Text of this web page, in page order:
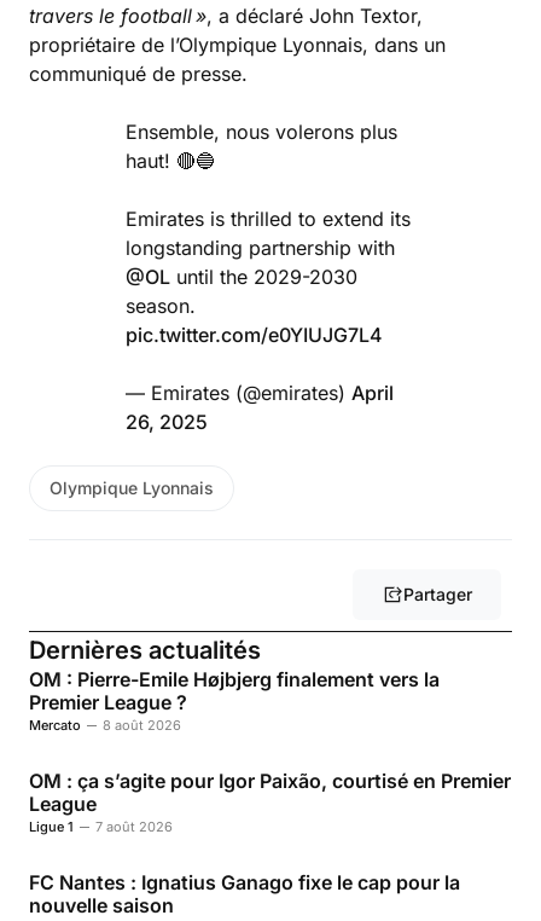
travers le football », a déclaré John Textor,
propriétaire de l’Olympique Lyonnais, dans un
communiqué de presse.
Ensemble, nous volerons plus
haut! 🔴🔵
Emirates is thrilled to extend its
longstanding partnership with
@OL until the 2029-2030
season.
pic.twitter.com/e0YIUJG7L4
— Emirates (@emirates) April
26, 2025
Olympique Lyonnais
Partager
Dernières actualités
OM : Pierre-Emile Højbjerg finalement vers la
Premier League ?
Mercato 8 août 2026
OM : ça s’agite pour Igor Paixão, courtisé en Premier
League
Ligue 1 7 août 2026
FC Nantes : Ignatius Ganago fixe le cap pour la
nouvelle saison